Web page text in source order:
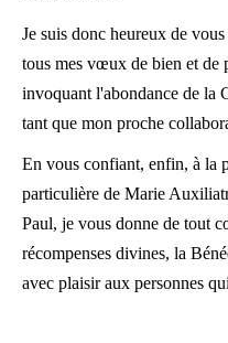
Je suis donc heureux de
tous mes vœux de bien et de
invoquant l'abondance de la
tant que mon proche
En vous confiant, enfin, à la
particulière de Marie
Paul, je vous donne de tout
récompenses divines, la
avec plaisir aux personnes